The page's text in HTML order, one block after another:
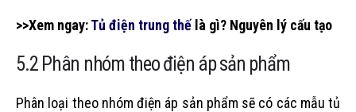
>>Xem ngay:Tủ điện trung thếlà gì? Nguyên lý cấu tạo
5.2 Phân nhóm theo điện áp sản phẩm
Phân loại theo nhóm điện áp sản phẩm sẽ có các mẫu tủ